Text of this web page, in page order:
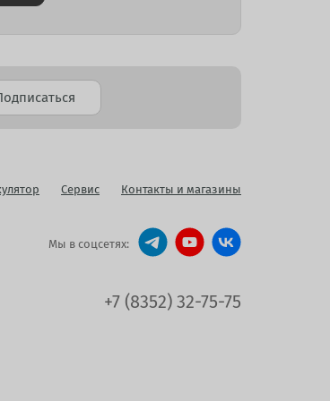
Сервис Контакты и магазины
Мы в соцсетях:
+7 (8352) 32-75-75